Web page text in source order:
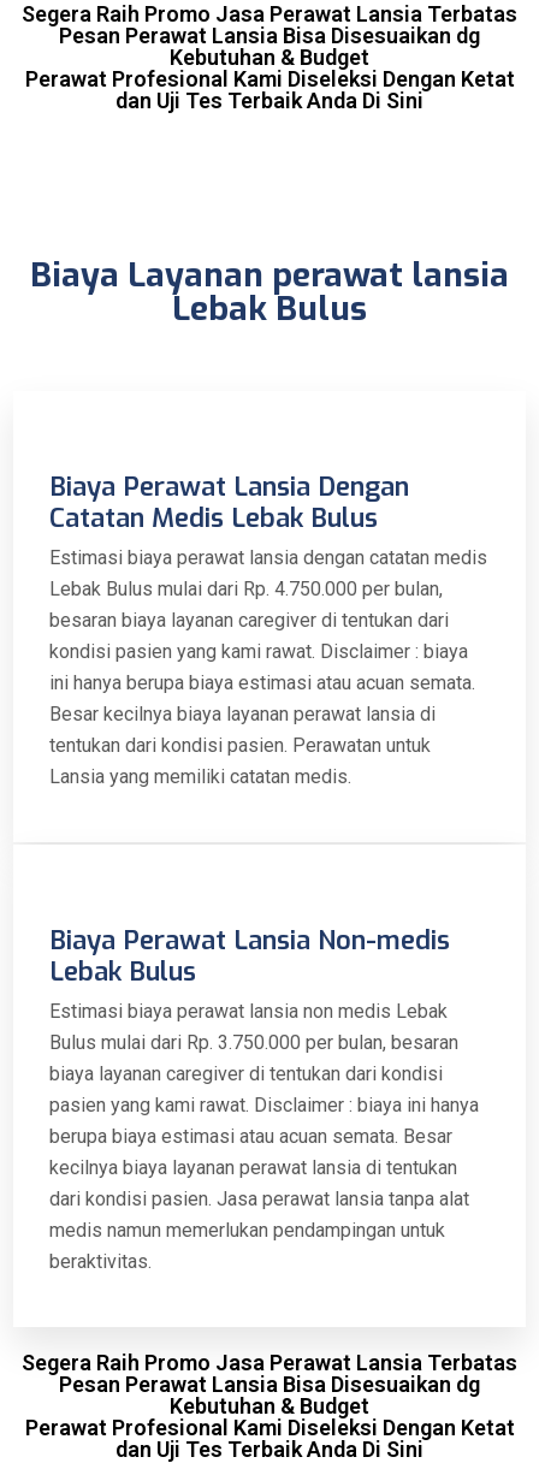
Segera Raih Promo Jasa Perawat Lansia Terbatas
Pesan Perawat Lansia Bisa Disesuaikan dg
Kebutuhan & Budget
Perawat Profesional Kami Diseleksi Dengan Ketat
dan Uji Tes Terbaik Anda Di Sini
Biaya Layanan perawat lansia
Lebak Bulus
Biaya Perawat Lansia Dengan
Catatan Medis Lebak Bulus
Estimasi biaya perawat lansia dengan catatan medis
Lebak Bulus mulai dari Rp. 4.750.000 per bulan,
besaran biaya layanan caregiver di tentukan dari
kondisi pasien yang kami rawat. Disclaimer : biaya
ini hanya berupa biaya estimasi atau acuan semata.
Besar kecilnya biaya layanan perawat lansia di
tentukan dari kondisi pasien. Perawatan untuk
Lansia yang memiliki catatan medis.
Biaya Perawat Lansia Non-medis
Lebak Bulus
Estimasi biaya perawat lansia non medis Lebak
Bulus mulai dari Rp. 3.750.000 per bulan, besaran
biaya layanan caregiver di tentukan dari kondisi
pasien yang kami rawat. Disclaimer : biaya ini hanya
berupa biaya estimasi atau acuan semata. Besar
kecilnya biaya layanan perawat lansia di tentukan
dari kondisi pasien. Jasa perawat lansia tanpa alat
medis namun memerlukan pendampingan untuk
beraktivitas.
Segera Raih Promo Jasa Perawat Lansia Terbatas
Pesan Perawat Lansia Bisa Disesuaikan dg
Kebutuhan & Budget
Perawat Profesional Kami Diseleksi Dengan Ketat
dan Uji Tes Terbaik Anda Di Sini